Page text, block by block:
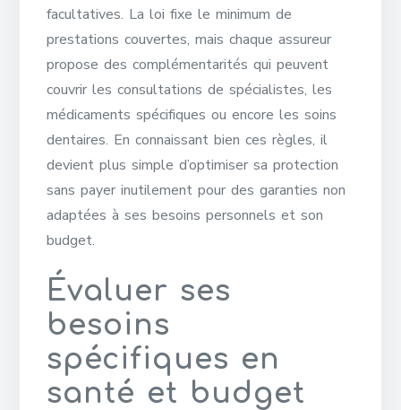
facultatives. La loi fixe le minimum de
prestations couvertes, mais chaque assureur
propose des complémentarités qui peuvent
couvrir les consultations de spécialistes, les
médicaments spécifiques ou encore les soins
dentaires. En connaissant bien ces règles, il
devient plus simple d’optimiser sa protection
sans payer inutilement pour des garanties non
adaptées à ses besoins personnels et son
budget.
Évaluer ses
besoins
spécifiques en
santé et budget